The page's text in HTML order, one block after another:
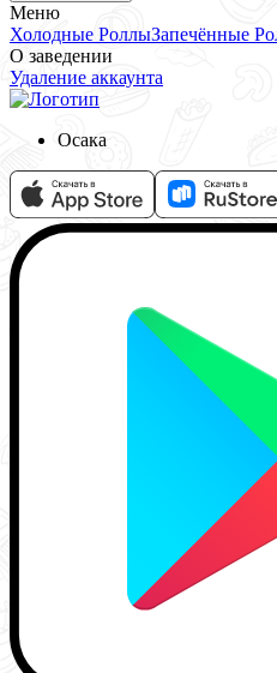
Меню
Холодные РоллыЗапечённые
О заведении
Удаление аккаунта
Осака